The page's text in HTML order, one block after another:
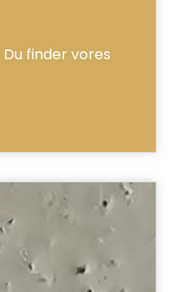
finder vores